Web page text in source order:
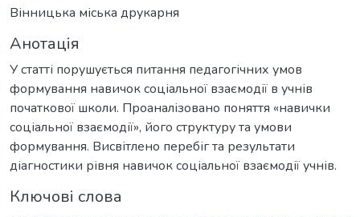
Вінницька міська друкарня
Анотація
У статті порушується питання педагогічних умов
формування навичок соціальної взаємодії в учнів
початкової школи. Проаналізовано поняття «навички
соціальної взаємодії», його структуру та умови
формування. Висвітлено перебіг та результати
діагностики рівня навичок соціальної взаємодії учнів.
Ключові слова